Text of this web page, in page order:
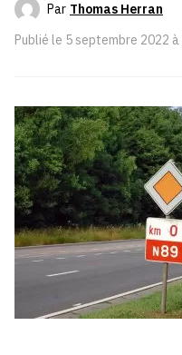
Par Thomas Herran
Publié le 5 septembre 2022 à